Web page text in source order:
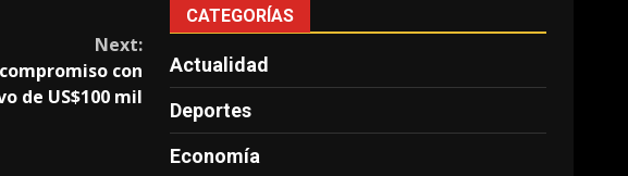
Next:
con
de US$100 mil
CATEGORÍAS
Actualidad
Deportes
Economía